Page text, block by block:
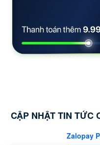
CẬP NHẬT TIN TỨC
Zalopay